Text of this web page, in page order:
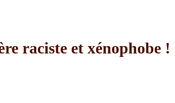
raciste et xénophobe !